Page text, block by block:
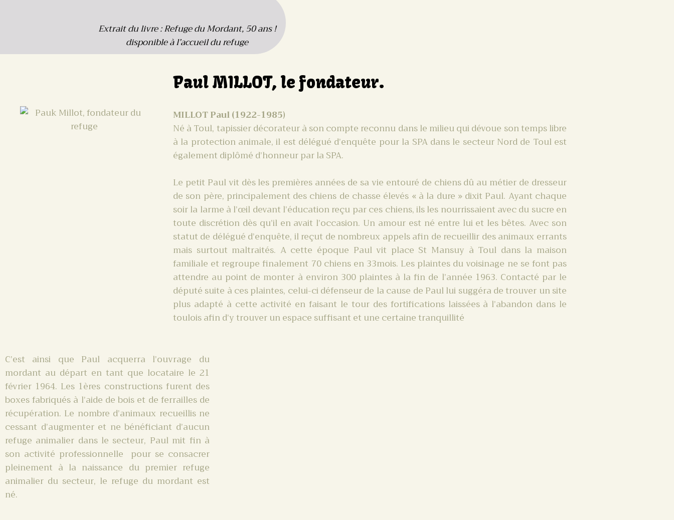
Extrait du livre : Refuge du Mordant, 50 ans !
disponible à l’accueil du refuge
Paul MILLOT, le fondateur.
MILLOT Paul (1922-1985)
Né à Toul, tapissier décorateur à son compte reconnu dans le milieu qui dévoue son temps libre
à la protection animale, il est délégué d’enquête pour la SPA dans le secteur Nord de Toul est
également diplômé d’honneur par la SPA.
Le petit Paul vit dès les premières années de sa vie entouré de chiens dû au métier de dresseur
de son père, principalement des chiens de chasse élevés « à la dure » dixit Paul. Ayant chaque
soir la larme à l’œil devant l’éducation reçu par ces chiens, ils les nourrissaient avec du sucre en
toute discrétion dès qu’il en avait l’occasion. Un amour est né entre lui et les bêtes. Avec son
statut de délégué d’enquête, il reçut de nombreux appels afin de recueillir des animaux errants
mais surtout maltraités. A cette époque Paul vit place St Mansuy à Toul dans la maison
familiale et regroupe finalement 70 chiens en 33mois. Les plaintes du voisinage ne se font pas
attendre au point de monter à environ 300 plaintes à la fin de l’année 1963. Contacté par le
député suite à ces plaintes, celui-ci défenseur de la cause de Paul lui suggéra de trouver un site
plus adapté à cette activité en faisant le tour des fortifications laissées à l’abandon dans le
toulois afin d’y trouver un espace suffisant et une certaine tranquillité
C’est ainsi que Paul acquerra l’ouvrage du
mordant au départ en tant que locataire le 21
février 1964. Les 1ères constructions furent des
boxes fabriqués à l’aide de bois et de ferrailles de
récupération. Le nombre d’animaux recueillis ne
cessant d’augmenter et ne bénéficiant d’aucun
refuge animalier dans le secteur, Paul mit fin à
son activité professionnelle pour se consacrer
pleinement à la naissance du premier refuge
animalier du secteur, le refuge du mordant est
né.